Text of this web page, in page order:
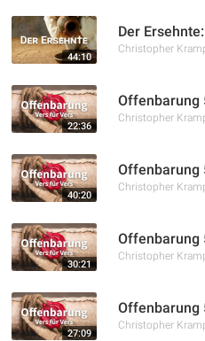
44:10
Der
Christopher
22:36
Offenbarung
Christopher
40:20
Offenbarung
Christopher
30:21
Offenbarung
Christopher
27:09
Offenbarung
Christopher